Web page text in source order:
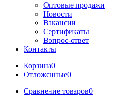
Оптовые продажи
Новости
Вакансии
Сертификаты
Вопрос-ответ
Контакты
Корзина0
Отложенные0
Сравнение товаров0